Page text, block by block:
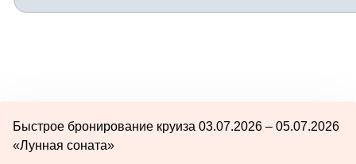
Быстрое бронирование круиза 03.07.2026 – 05.07.2026
«Лунная соната»